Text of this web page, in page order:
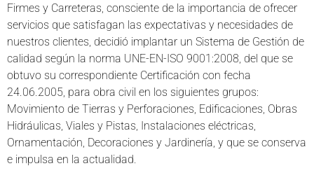
Firmes y Carreteras, consciente de la importancia de ofrecer
servicios que satisfagan las expectativas y necesidades de
nuestros clientes, decidió implantar un Sistema de Gestión de
calidad según la norma UNE-EN-ISO 9001:2008, del que se
obtuvo su correspondiente Certificación con fecha
24.06.2005, para obra civil en los siguientes grupos:
Movimiento de Tierras y Perforaciones, Edificaciones, Obras
Hidráulicas, Viales y Pistas, Instalaciones eléctricas,
Ornamentación, Decoraciones y Jardinería, y que se conserva
e impulsa en la actualidad.